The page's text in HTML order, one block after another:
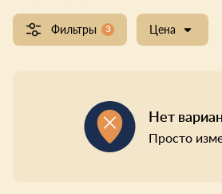
Фильтры 3 Цена
Нет
Просто